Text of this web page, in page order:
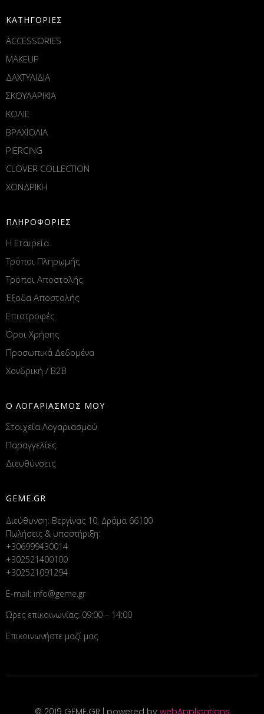
ΚΑΤΗΓΟΡΙΕΣ
ACCESSORIES
MAKEUP
ΔΑΧΤΥΛΙΔΙΑ
ΣΚΟΥΛΑΡΙΚΙΑ
ΚΟΛΙΕ
ΒΡΑΧΙΟΛΙΑ
PIERCING
CLOVER COLLECTION
ΧΟΝΔΡΙΚΗ
ΠΛΗΡΟΦΟΡΙΕΣ
Η Εταιρεία
Τρόποι Πληρωμής
Τρόποι Αποστολής
Έξοδα Αποστολής
Επιστροφές
Όροι Χρήσης
Προσωπικά Δεδομένα
Χονδρική / B2B
Ο ΛΟΓΑΡΙΑΣΜΟΣ ΜΟΥ
Στοιχεία Λογαριασμού
Παραγγελίες
Διευθύνσεις
GEME.GR
Διεύθυνση: Βεργίνας 10, Δράμα 66100
Πωλήσεις & υποστήριξη:
+306999430014
+302521400100
+302521091294
E-mail: info@geme.gr
Ώρες επικοινωνίας: 09:00 – 14:00
Επικοινωνήστε μαζί μας
© 2019 GEME.GR | powered by webApplications